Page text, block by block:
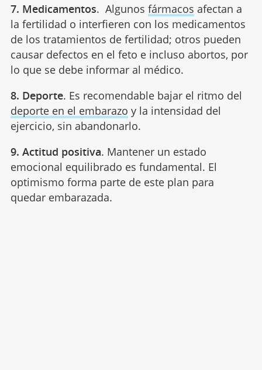
7. Medicamentos. Algunos fármacos afectan a
la fertilidad o interfieren con los medicamentos
de los tratamientos de fertilidad; otros pueden
causar defectos en el feto e incluso abortos, por
lo que se debe informar al médico.
8. Deporte. Es recomendable bajar el ritmo del
deporte en el embarazo y la intensidad del
ejercicio, sin abandonarlo.
9. Actitud positiva. Mantener un estado
emocional equilibrado es fundamental. El
optimismo forma parte de este plan para
quedar embarazada.